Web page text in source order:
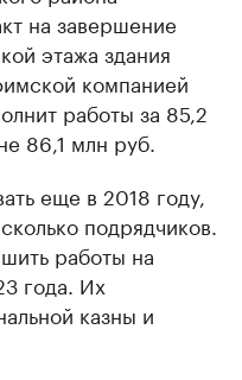
на завершение
этажа здания
компанией
работы за 85,2
86,1 млн руб.
еще в 2018 году,
подрядчиков.
работы на
года. Их
казны и